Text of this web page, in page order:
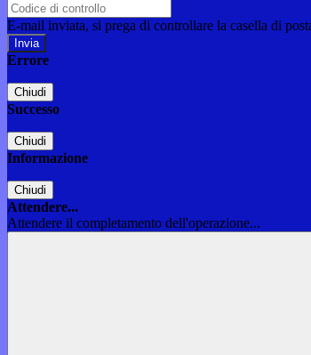
E-mail inviata, si prega di controllare la casella di
Errore
Chiudi
Successo
Chiudi
Informazione
Chiudi
Attendere...
Attendere il completamento dell'operazione...